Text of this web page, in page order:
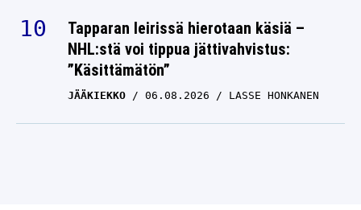
Tapparan leirissä hierotaan käsiä –
NHL:stä voi tippua jättivahvistus:
”Käsittämätön”
JÄÄKIEKKO 06.08.2026 LASSE HONKANEN